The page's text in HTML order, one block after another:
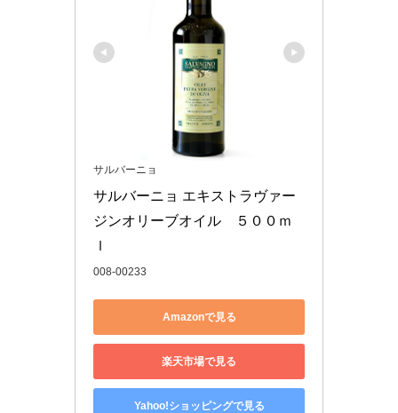
サルバーニョ
サルバーニョ エキストラヴァー
ジンオリーブオイル　５００ｍ
ｌ
008-00233
Amazonで見る
楽天市場で見る
Yahoo!ショッピングで見る